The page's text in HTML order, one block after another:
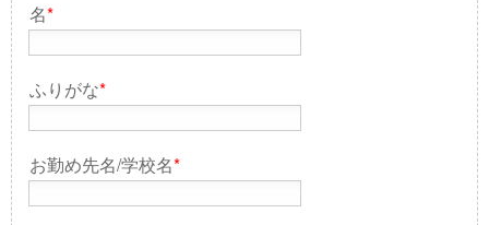
名*
ふりがな*
お勤め先名/学校名*